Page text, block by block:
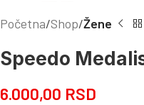
Početna Shop Žene
Speedo
6.000,00 RSD